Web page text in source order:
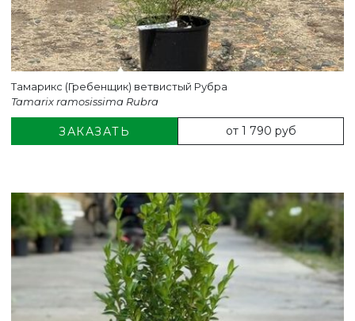
Тамарикс (Гребенщик) ветвистый Рубра
Tamarix ramosissima Rubra
ЗАКАЗАТЬ от 1 790 руб